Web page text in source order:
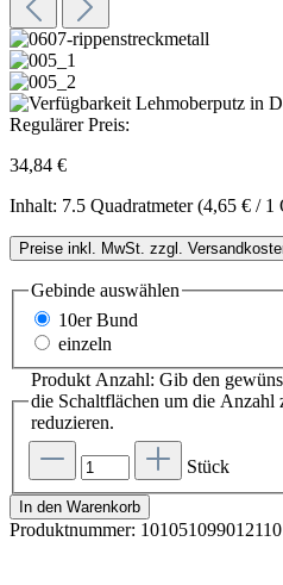
Regulärer Preis:
34,84 €
Inhalt: 7.5 Quadratmeter(4,65 € / 1
Preise inkl. MwSt. zzgl.
Gebinde auswählen
10er Bund
einzeln
Produkt Anzahl: Gib den
die Schaltflächen um die Anzahl
reduzieren.
Stück
In den Warenkorb
Produktnummer: 101051099012110